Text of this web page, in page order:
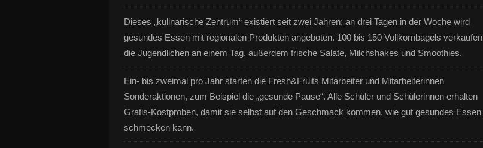
Dieses „kulinarische Zentrum“ existiert seit zwei Jahren; an drei Tagen in der Woche wird
gesundes Essen mit regionalen Produkten angeboten. 100 bis 150 Vollkornbagels verkaufen
die Jugendlichen an einem Tag, außerdem frische Salate, Milchshakes und Smoothies.
Ein- bis zweimal pro Jahr starten die Fresh&Fruits Mitarbeiter und Mitarbeiterinnen
Sonderaktionen, zum Beispiel die „gesunde Pause“. Alle Schüler und Schülerinnen erhalten
Gratis-Kostproben, damit sie selbst auf den Geschmack kommen, wie gut gesundes Essen
schmecken kann.